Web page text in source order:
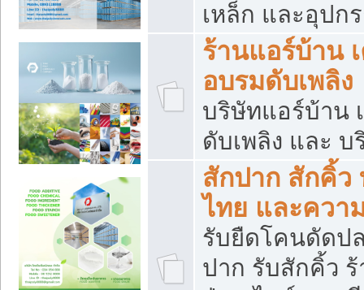
เหล็ก และอุปก
ร้านแอร์บ้าน
อบรมดับเพลิง
บริษัทแอร์บ้าน
ดับเพลิง และ
สักปาก สักคิ้
ไทย และควา
รับยืดโคนดัดป
ปาก รับสักคิ้ว